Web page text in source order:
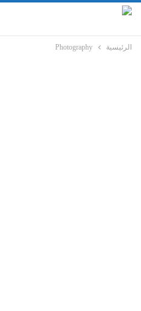
الرئيسية Photography